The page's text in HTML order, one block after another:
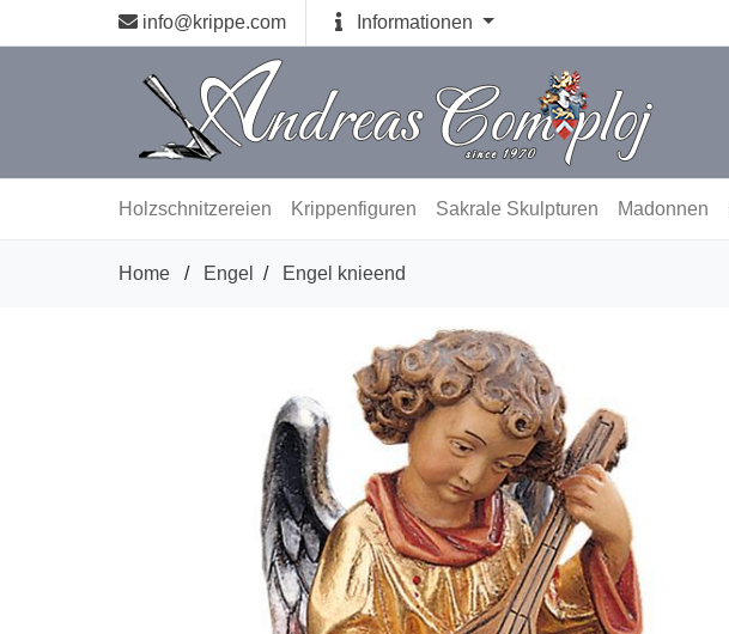
info@krippe.com Informationen
Holzschnitzereien Krippenfiguren Sakrale Skulpturen Madonnen
Home / Engel / Engel knieend